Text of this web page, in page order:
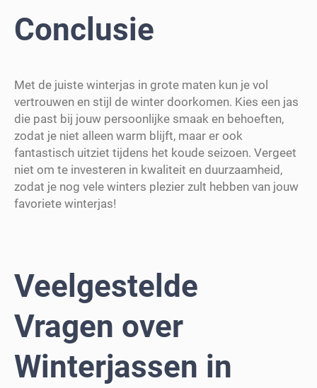
Conclusie
Met de juiste winterjas in grote maten kun je vol
vertrouwen en stijl de winter doorkomen. Kies een jas
die past bij jouw persoonlijke smaak en behoeften,
zodat je niet alleen warm blijft, maar er ook
fantastisch uitziet tijdens het koude seizoen. Vergeet
niet om te investeren in kwaliteit en duurzaamheid,
zodat je nog vele winters plezier zult hebben van jouw
favoriete winterjas!
Veelgestelde
Vragen over
Winterjassen in